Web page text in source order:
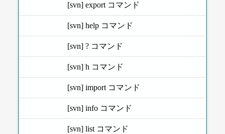
[svn] export コマンド
[svn] help コマンド
[svn] ? コマンド
[svn] h コマンド
[svn] import コマンド
[svn] info コマンド
[svn] list コマンド